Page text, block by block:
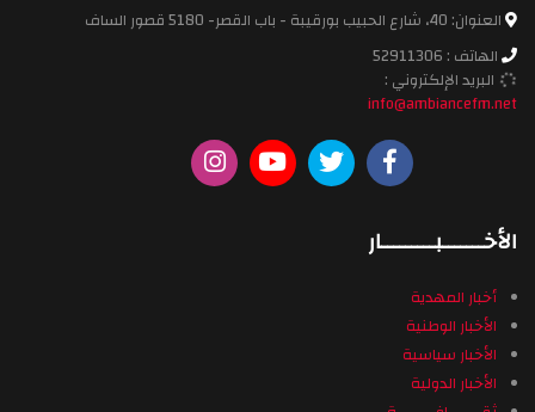
العنوان: 40، شارع الحبيب بورقيبة - باب القصر- 5180 قصور الساف
الهاتف : 52911306
البريد الإلكتروني :
info@ambiancefm.net
الأخـــــــبـــــــــار
أخبار المهدية
الأخبار الوطنية
الأخبار سياسية
الأخبار الدولية